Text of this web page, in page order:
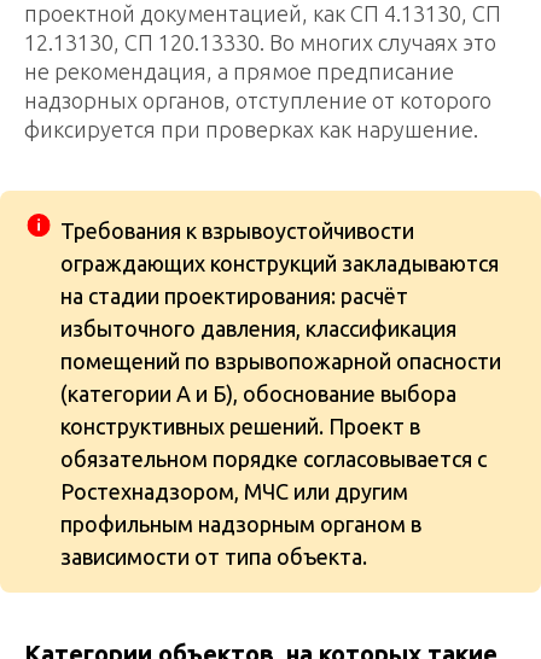
проектной документацией, как СП 4.13130, СП
12.13130, СП 120.13330. Во многих случаях это
не рекомендация, а прямое предписание
надзорных органов, отступление от которого
фиксируется при проверках как нарушение.
Требования к взрывоустойчивости
ограждающих конструкций закладываются
на стадии проектирования: расчёт
избыточного давления, классификация
помещений по взрывопожарной опасности
(категории А и Б), обоснование выбора
конструктивных решений. Проект в
обязательном порядке согласовывается с
Ростехнадзором, МЧС или другим
профильным надзорным органом в
зависимости от типа объекта.